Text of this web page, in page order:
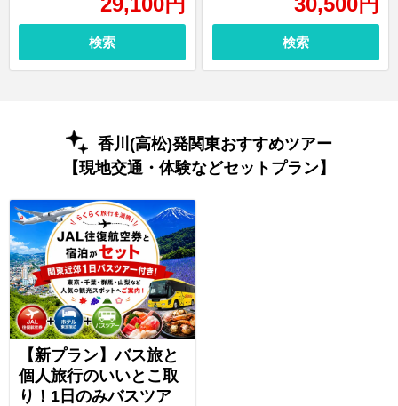
検索 検索
香川(高松)発関東おすすめツアー
【現地交通・体験などセットプラン】
【新プラン】バス旅と
個人旅行のいいとこ取
り！1日のみバスツア